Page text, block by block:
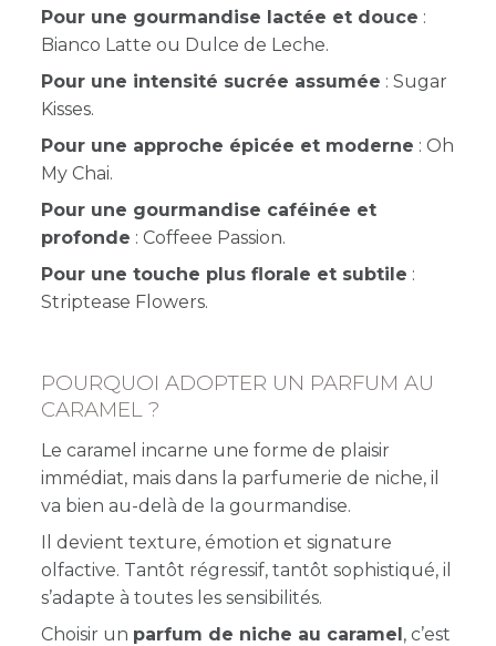
Pour une gourmandise lactée et douce :
Bianco Latte ou Dulce de Leche.
Pour une intensité sucrée assumée : Sugar
Kisses.
Pour une approche épicée et moderne : Oh
My Chai.
Pour une gourmandise caféinée et
profonde : Coffeee Passion.
Pour une touche plus florale et subtile :
Striptease Flowers.
POURQUOI ADOPTER UN PARFUM AU
CARAMEL ?
Le caramel incarne une forme de plaisir
immédiat, mais dans la parfumerie de niche, il
va bien au-delà de la gourmandise.
Il devient texture, émotion et signature
olfactive. Tantôt régressif, tantôt sophistiqué, il
s’adapte à toutes les sensibilités.
Choisir un parfum de niche au caramel, c’est